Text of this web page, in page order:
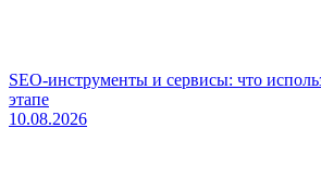
SEO-инструменты и сервисы: что
этапе
10.08.2026